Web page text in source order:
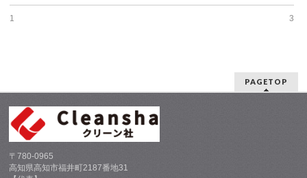
1 3
PAGETOP
〒780-0965
高知県高知市福井町2187番地31